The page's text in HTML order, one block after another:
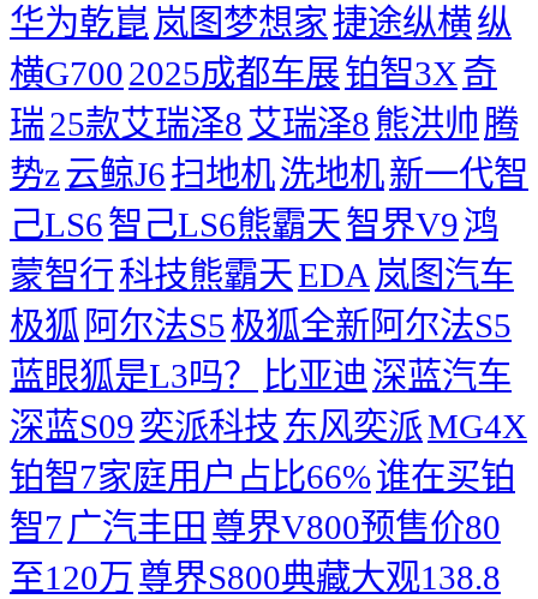
华为乾崑 岚图梦想家 捷途纵横纵
横G7002025成都车展铂智3X奇
瑞25款艾瑞泽8艾瑞泽8 熊洪帅 腾
势z云鲸J6扫地机洗地机新一代智
己LS6智己LS6熊霸天智界V9鸿
蒙智行科技熊霸天EDA 岚图汽车
极狐 阿尔法S5极狐全新阿尔法S5
蓝眼狐是L3吗？
比亚迪 深蓝汽车
深蓝S09奕派科技 东风奕派MG4X
铂智7家庭用户占比66%谁在买铂
智7 广汽丰田 尊界V800预售价80
至120万尊界S800典藏大观138.8